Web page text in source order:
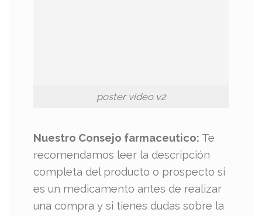
poster video v2
Nuestro Consejo farmaceutico: Te
recomendamos leer la descripción
completa del producto o prospecto si
es un medicamento antes de realizar
una compra y si tienes dudas sobre la